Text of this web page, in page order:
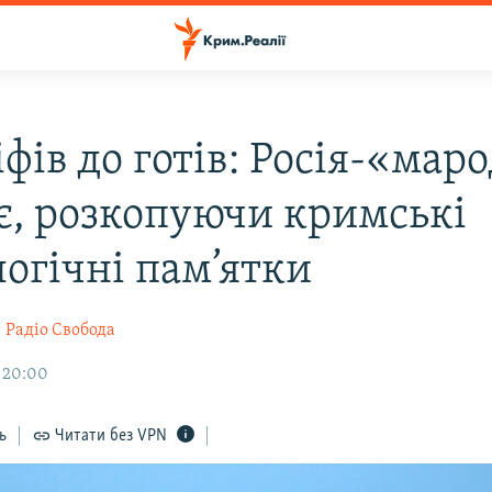
до готів: Росія-
розкопуючи кримські
пам’ятки
Радіо Свобода
20:00
Читати без VPN